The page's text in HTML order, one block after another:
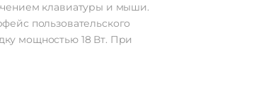
клавиатуры и мыши.
пользовательского
мощностью 18 Вт. При